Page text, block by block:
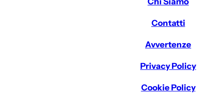
Contatti
Avvertenze
Privacy Policy
Cookie Policy